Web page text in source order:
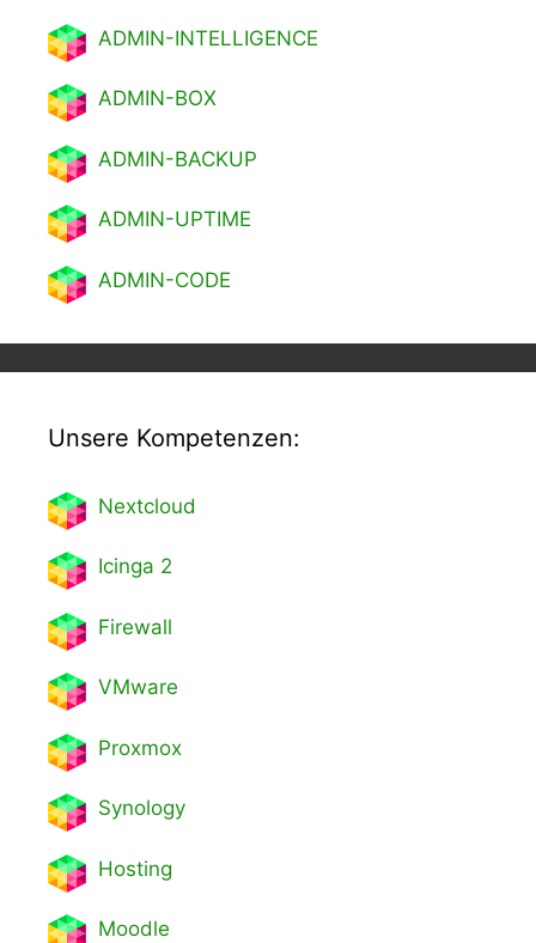
ADMIN-INTELLIGENCE
ADMIN-BOX
ADMIN-BACKUP
ADMIN-UPTIME
ADMIN-CODE
Unsere Kompetenzen:
Nextcloud
Icinga 2
Firewall
VMware
Proxmox
Synology
Hosting
Moodle